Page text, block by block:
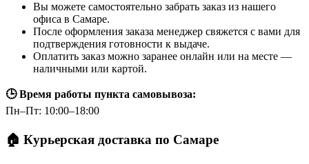
Вы можете самостоятельно забрать заказ из нашего
офиса в Самаре.
После оформления заказа менеджер свяжется с вами для
подтверждения готовности к выдаче.
Оплатить заказ можно заранее онлайн или на месте —
наличными или картой.
🕒 Время работы пункта самовывоза:
Пн–Пт: 10:00–18:00
🏠 Курьерская доставка по Самаре